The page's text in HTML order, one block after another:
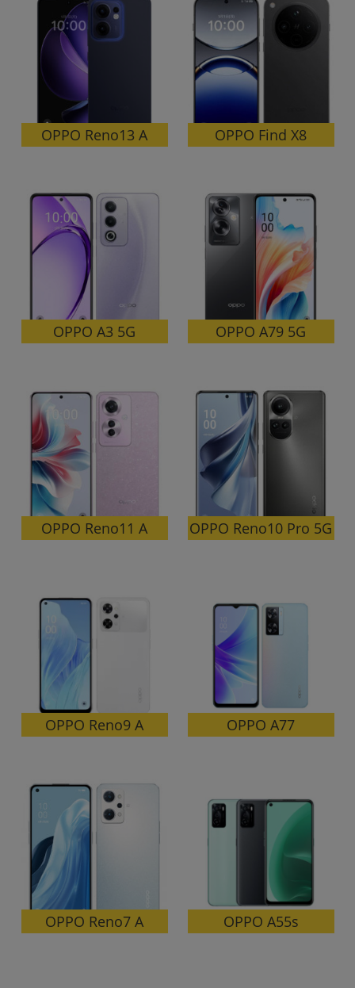
OPPO Reno13 A OPPO Find X8
OPPO A3 5G OPPO A79 5G
OPPO Reno11 A OPPO Reno10 Pro 5G
OPPO Reno9 A OPPO A77
OPPO Reno7 A OPPO A55s
OSの絞り込み
メモリ
~
価格
発売日
年 月 まで
各項目のチェックボックスは「or検索」となります。
ただし機能別のみ「and検索」となります。